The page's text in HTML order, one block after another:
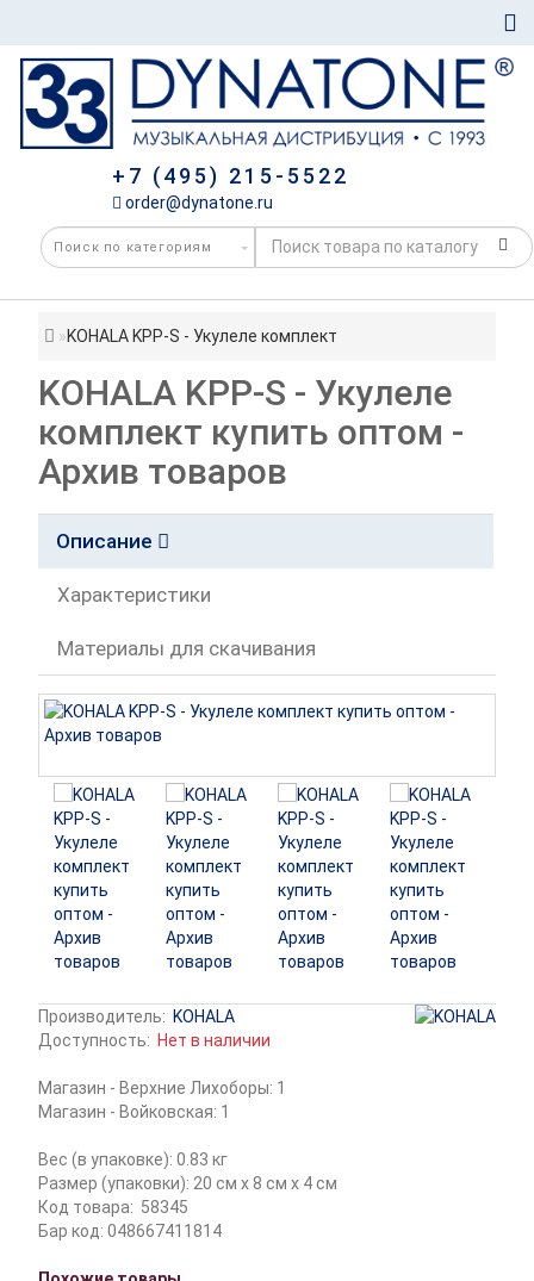
+7 (495) 215-5522
order@dynatone.ru
KOHALA KPP-S - Укулеле комплект
KOHALA KPP-S - Укулеле
комплект купить оптом -
Архив товаров
Описание
Характеристики
Материалы для скачивания
Производитель: KOHALA
Доступность: Нет в наличии
Магазин - Верхние Лихоборы: 1
Магазин - Войковская: 1
Вес (в упаковке): 0.83 кг
Размер (упаковки): 20 см x 8 см x 4 см
Код товара: 58345
Бар код: 048667411814